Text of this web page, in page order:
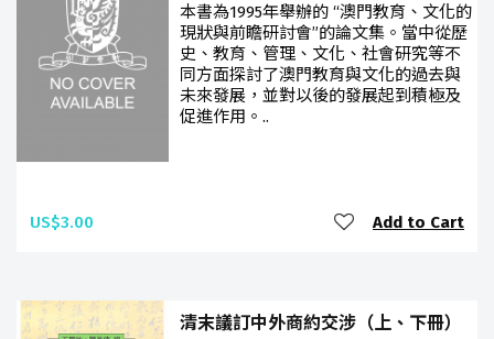
本書為1995年舉辦的 “澳門教育、文化的
現狀與前瞻研討會”的論文集。當中從歷
史、教育、管理、文化、社會研究等不
同方面探討了澳門教育與文化的過去與
未來發展，並對以後的發展起到積極及
促進作用。..
US$3.00 Add to Cart
清末議訂中外商約交涉（上、下冊）